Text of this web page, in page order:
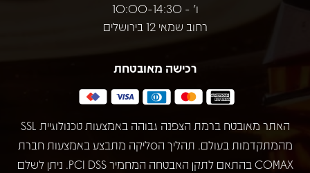
ו' - 10:00-14:30
רחוב שמאי 12 בירושלים
רכישה מאובטחת
האתר מאובטח ברמת הצפנה גבוהה באמצעות טכנולוגיית SSL
מהמתקדמות בעולם. תהליך הסליקה מתבצע באמצעות חברת
COMAX בהתאם לתקן האבטחה המחמיר PCI DSS. ניתן לשלם